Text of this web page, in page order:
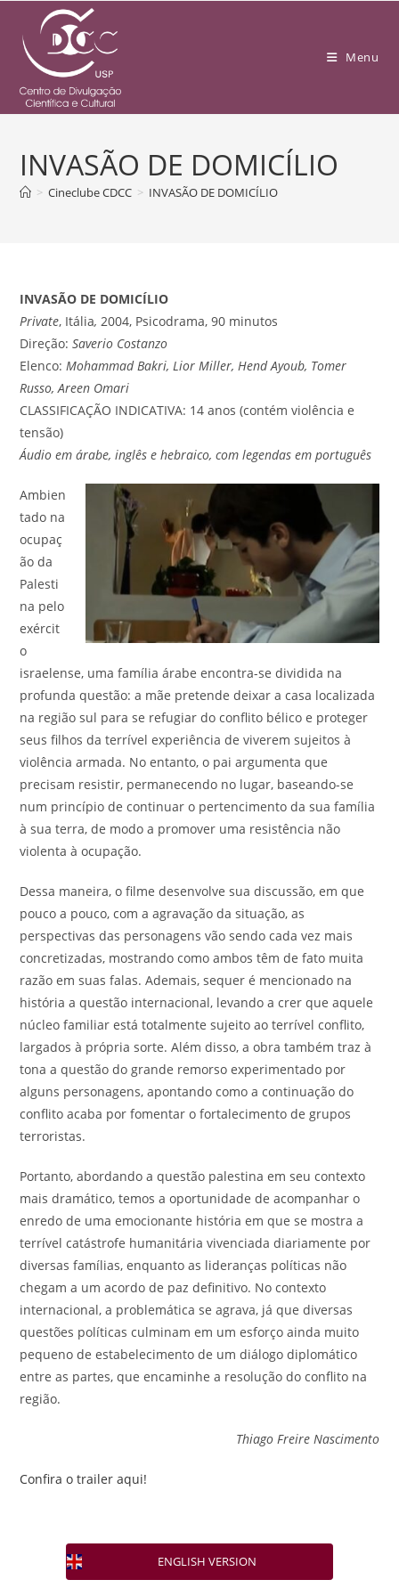
Menu
INVASÃO DE DOMICÍLIO
> Cineclube CDCC > INVASÃO DE DOMICÍLIO
INVASÃO DE DOMICÍLIO
Private, Itália,2004, Psicodrama, 90 minutos
Direção:Saverio Costanzo
Elenco:Mohammad Bakri, Lior Miller, Hend Ayoub, Tomer
Russo, Areen Omari
CLASSIFICAÇÃO INDICATIVA: 14 anos (contém violência e
tensão)
Áudio em árabe, inglês e hebraico, com legendas em português
Ambien
tado na
ocupaç
ão da
Palesti
na pelo
exércit
o
israelense, uma família árabe encontra-se dividida na
profunda questão: a mãe pretende deixar a casa localizada
na região sul para se refugiar do conflito bélico e proteger
seus filhos da terrível experiência de viverem sujeitos à
violência armada. No entanto, o pai argumenta que
precisam resistir, permanecendo no lugar, baseando-se
num princípio de continuar o pertencimento da sua família
à sua terra, de modo a promover uma resistência não
violenta à ocupação.
Dessa maneira, o filme desenvolve sua discussão, em que
pouco a pouco, com a agravação da situação, as
perspectivas das personagens vão sendo cada vez mais
concretizadas, mostrando como ambos têm de fato muita
razão em suas falas. Ademais, sequer é mencionado na
história a questão internacional, levando a crer que aquele
núcleo familiar está totalmente sujeito ao terrível conflito,
largados à própria sorte. Além disso, a obra também traz à
tona a questão do grande remorso experimentado por
alguns personagens, apontando como a continuação do
conflito acaba por fomentar o fortalecimento de grupos
terroristas.
Portanto, abordando a questão palestina em seu contexto
mais dramático, temos a oportunidade de acompanhar o
enredo de uma emocionante história em que se mostra a
terrível catástrofe humanitária vivenciada diariamente por
diversas famílias, enquanto as lideranças políticas não
chegam a um acordo de paz definitivo. No contexto
internacional, a problemática se agrava, já que diversas
questões políticas culminam em um esforço ainda muito
pequeno de estabelecimento de um diálogo diplomático
entre as partes, que encaminhe a resolução do conflito na
região.
Thiago Freire Nascimento
Confira o trailer aqui!
ENGLISH VERSION